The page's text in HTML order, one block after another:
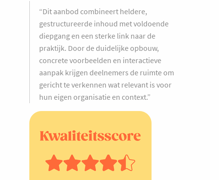
“Dit aanbod combineert heldere,
gestructureerde inhoud met voldoende
diepgang en een sterke link naar de
praktijk. Door de duidelijke opbouw,
concrete voorbeelden en interactieve
aanpak krijgen deelnemers de ruimte om
gericht te verkennen wat relevant is voor
hun eigen organisatie en context.”